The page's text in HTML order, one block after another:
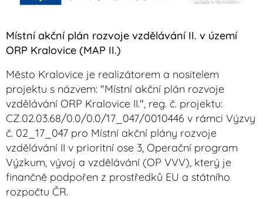
Místní akční plán rozvoje vzdělávání II. v území
ORP Kralovice (MAP II.)
Město Kralovice je realizátorem a nositelem
projektu s názvem: "Místní akční plán rozvoje
vzdělávání ORP Kralovice II.", reg. č. projektu:
CZ.02.03.68/0.0/0.0/17_047/0010446 v rámci Výzvy
č. 02_17_047 pro Místní akční plány rozvoje
vzdělávání II v prioritní ose 3, Operační program
Výzkum, vývoj a vzdělávání (OP VVV), který je
finančně podpořen z prostředků EU a státního
rozpočtu ČR.